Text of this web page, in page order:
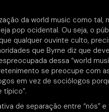
da world music como tal,
pop ocidental. Ou seja, o
qualquer ouvinte culto,
que Byrne diz que
dessa “world
se preocupe com
em vez de sociólogos
típico”.
de separação entre “nós”